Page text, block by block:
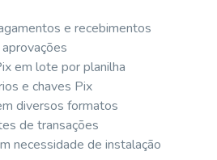
e recebimentos
em lote por planilha
e chaves Pix
diversos formatos
de transações
necessidade de instalação